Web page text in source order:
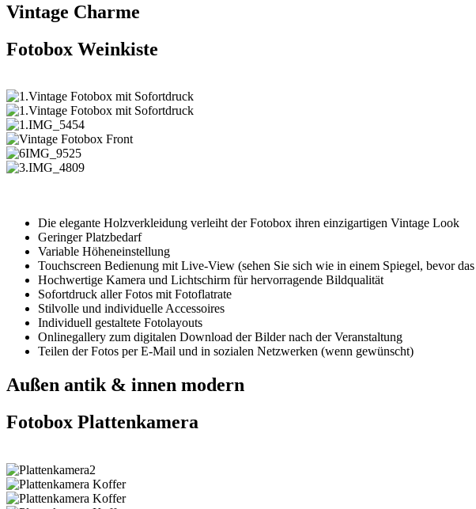
Vintage Charme
Fotobox Weinkiste
Die elegante Holzverkleidung verleiht der Fotobox ihren einzigartigen Vintage Look
Geringer Platzbedarf
Variable Höheneinstellung
Touchscreen Bedienung mit Live-View (sehen Sie sich wie in einem Spiegel, bevor
Hochwertige Kamera und Lichtschirm für hervorragende Bildqualität
Sofortdruck aller Fotos mit Fotoflatrate
Stilvolle und individuelle Accessoires
Individuell gestaltete Fotolayouts
Onlinegallery zum digitalen Download der Bilder nach der Veranstaltung
Teilen der Fotos per E-Mail und in sozialen Netzwerken (wenn gewünscht)
Außen antik & innen modern
Fotobox Plattenkamera